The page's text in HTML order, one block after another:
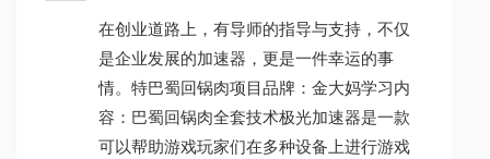
在创业道路上，有导师的指导与支持，不仅
是企业发展的加速器，更是一件幸运的事
情。特巴蜀回锅肉项目品牌：金大妈学习内
容：巴蜀回锅肉全套技术极光加速器是一款
可以帮助游戏玩家们在多种设备上进行游戏